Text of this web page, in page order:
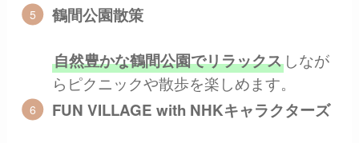
鶴間公園散策
自然豊かな鶴間公園でリラックスしなが
らピクニックや散歩を楽しめます。
FUN VILLAGE with NHKキャラクターズ